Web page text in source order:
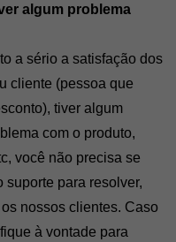
algum problema
a sério a satisfação dos
cliente (pessoa que
tiver algum
com o produto,
você não precisa se
suporte para resolver,
nossos clientes. Caso
à vontade para